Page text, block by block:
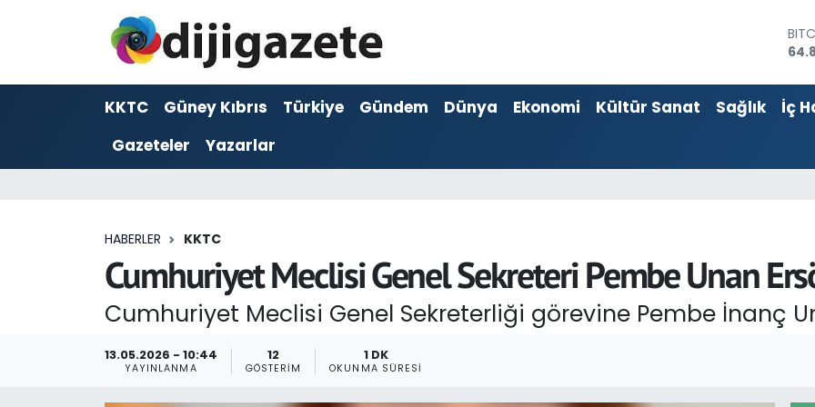
KKTC Güney Kıbrıs Türkiye Gündem Dünya Ekonomi Kültür Sanat Sağlık İç
Gazeteler
Yazarlar
HABERLER KKTC
Cumhuriyet Meclisi Genel Sekreteri Pembe Unan
Cumhuriyet Meclisi Genel Sekreterliği görevine Pembe İnanç
13.05.2026 - 10:44
YAYINLANMA
12
GÖSTERIM
1 DK
OKUNMA SÜRESI
ADVERTORIAL
Dijigazete
Foto Galeri
Hava Durumu
Trafik Durumu
Haber Arşivi